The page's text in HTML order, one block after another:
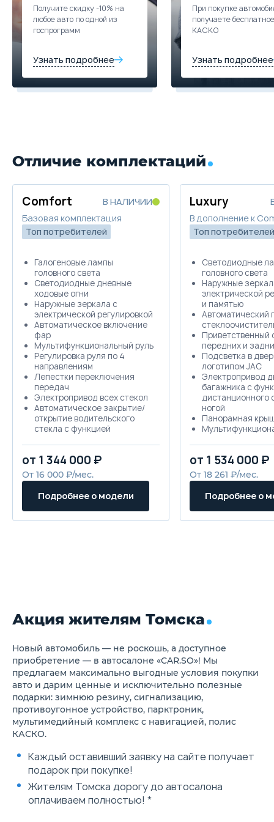
Выберите цвет
Подробнее о комплектации
Параметры Выгода
Скидка в кредит
40 000 ₽
Забронировать
Получите скидку -10% на
любое авто по одной из
госпрограмм
Узнать подробнее
При покупке
получаете бесплатное
КАСКО
Узнать подробнее
Отличие комплектаций
Comfort
В НАЛИЧИИ
Базовая комплектация
Топ потребителей
Галогеновые лампы
головного света
Светодиодные дневные
ходовые огни
Наружные зеркала с
электрической регулировкой
Автоматическое включение
фар
Мультифункциональный руль
Регулировка руля по 4
направлениям
Лепестки переключения
передач
Электропривод всех стекол
Автоматическое закрытие/
открытие водительского
стекла с функцией
зеркалами и подсветкой
Кожаная отделка сидений
Приборная панель 12.3" с
экраном высокой четкости
Дисплей медиасистемы 12.3"
(Carplay+Android auto)
Индикатор смены передач
Воздуховоды задних
пассажиров
поступающего воздуха
Бесключевой доступ
Bluetooth+USB
Количество динамиков 6
Круиз-контроль
Выбор режимов движения
(eco/comfort/sport)
Подушки безопасности
водителя и переднего
пассажира
Передние боковые подушки
безопасности
Система контроля давления
в шинах (TPMS)
Система оповещения о
непристегнутом ремне
от 1 344 000 ₽
От 16 000 ₽/мес.
Подробнее о модели
Luxury
В дополнение к
Топ потребителей
Светодиодные
головного света
Наружные
электрической
и памятью
Автоматический
Приветственный
передних и
Подсветка в
логотипом JAC
Электропривод
багажника с
дистанционного
ногой
Панорамная
открытие всех
функцией
Антибликовое
заднего вида
Светодиодные
лампы подсветки
Автоматическое
Электропривод
пассажирского
поясничного
памятью
Водительское
Климат-контроль
Количество
Боковые шторки
Передний ремень
безопасности с
от 1 534 000 ₽
От 18 261 ₽/мес.
Подробнее о
Акция жителям Томска
Новый автомобиль — не роскошь, а доступное
приобретение — в автосалоне «CAR.SO»! Мы
предлагаем максимально выгодные условия покупки
авто и дарим ценные и исключительно полезные
подарки: зимнюю резину, сигнализацию,
противоугонное устройство, парктроник,
мультимедийный комплекс с навигацией, полис
КАСКО.
Каждый оставивший заявку на сайте получает
подарок при покупке!
Жителям Томска дорогу до автосалона
оплачиваем полностью! *